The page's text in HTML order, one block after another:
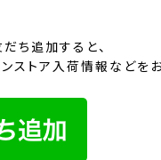
ち追加すると、
ストア入荷情報などをお